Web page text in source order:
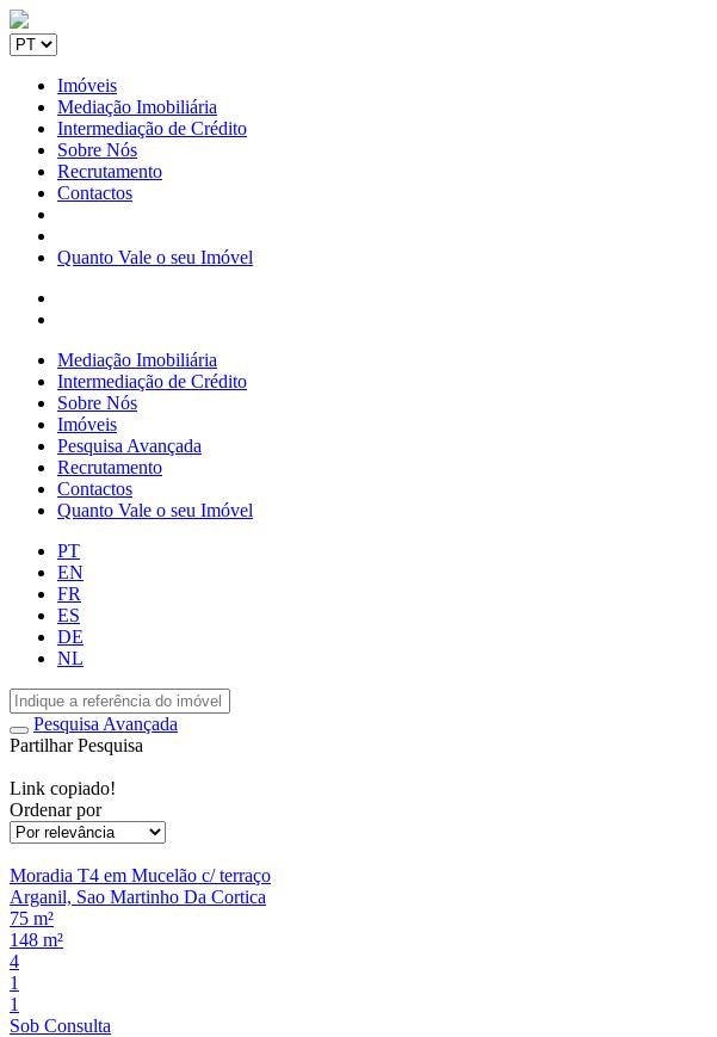
Imóveis
Mediação Imobiliária
Intermediação de Crédito
Sobre Nós
Recrutamento
Contactos
Quanto Vale o seu Imóvel
Mediação Imobiliária
Intermediação de Crédito
Sobre Nós
Imóveis
Pesquisa Avançada
Recrutamento
Contactos
Quanto Vale o seu Imóvel
PT
EN
FR
ES
DE
NL
Pesquisa Avançada
Partilhar Pesquisa
Link copiado!
Ordenar por
Moradia T4 em Mucelão c/ terraço
Arganil, Sao Martinho Da Cortica
75 m²
148 m²
4
1
1
Sob Consulta